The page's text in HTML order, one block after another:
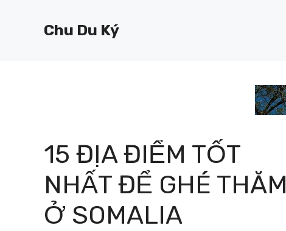
Chu Du Ký
15 ĐỊA ĐIỂM TỐT
NHẤT ĐỂ GHÉ THĂM
Ở SOMALIA